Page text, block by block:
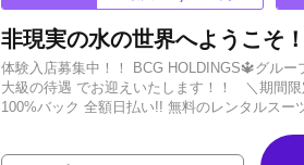
体験入店募集中！！ BCG HOLDINGS🔱グル
大級の待遇 でお迎えいたします！！ ＼期間
100%バック 全額日払い!! 無料のレンタルス
とは別に営業代として5,000円支給!! ②毎週1